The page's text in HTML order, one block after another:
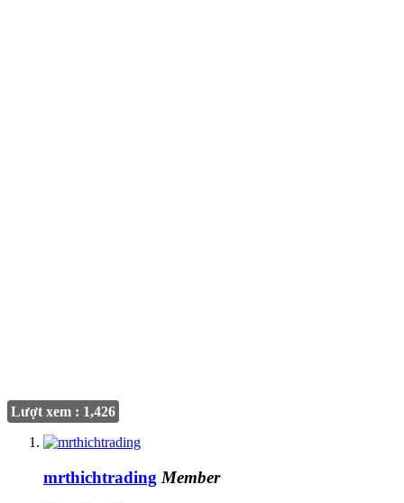
Lượt xem : 1,426
mrthichtrading Member